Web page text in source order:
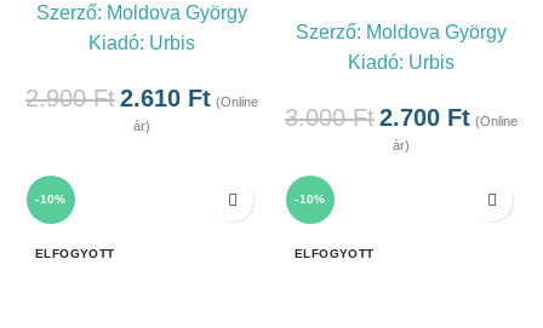
Szerző: Moldova György
Kiadó: Urbis
2.900Ft2.610 Ft (Online
ár)
Szerző: Moldova György
Kiadó: Urbis
3.000Ft2.700 Ft (Online
ár)
-10%
ELFOGYOTT
-10%
ELFOGYOTT